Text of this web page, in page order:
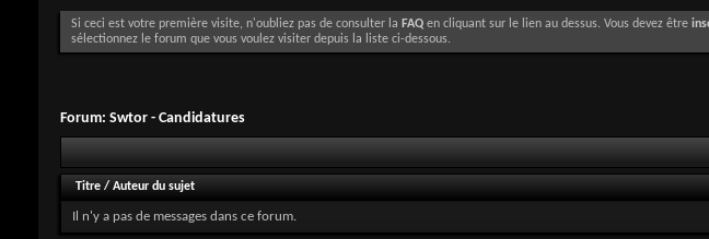
Si ceci est votre première visite, n'oubliez pas de consulter la FAQ en cliquant sur le lien au dessus. Vous devez être
sélectionnez le forum que vous voulez visiter depuis la liste ci-dessous.
Forum: Swtor - Candidatures
Titre / Auteur du sujet
Il n'y a pas de messages dans ce forum.